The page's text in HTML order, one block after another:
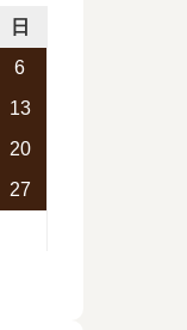
日
6
13
20
27